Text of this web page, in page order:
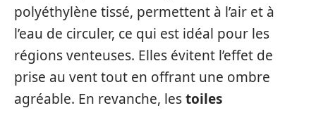
polyéthylène tissé, permettent à l’air et à
l’eau de circuler, ce qui est idéal pour les
régions venteuses. Elles évitent l’effet de
prise au vent tout en offrant une ombre
agréable. En revanche, lestoiles